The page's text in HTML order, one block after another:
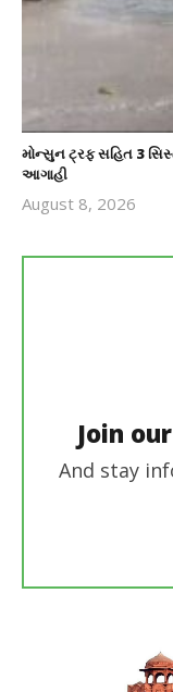
મોન્સુન ટ્રફ સહિત 3
આગાહી
August 8, 2026
Join
And stay